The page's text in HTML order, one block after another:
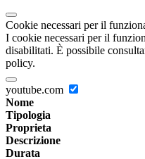
Cookie necessari per il
I cookie necessari per il
disabilitati. È possibile
policy.
youtube.com
Nome
Tipologia
Proprieta
Descrizione
Durata